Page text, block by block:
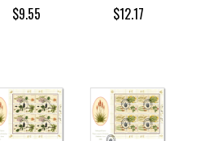
$9.55
$12.17